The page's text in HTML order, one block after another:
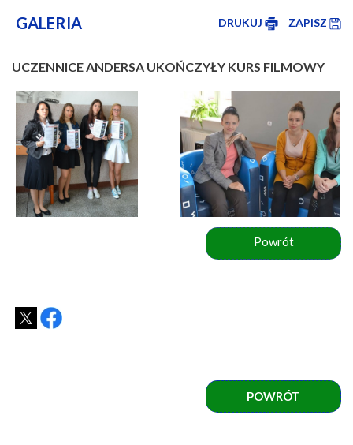
GALERIA DRUKUJ ZAPISZ
UCZENNICE ANDERSA UKOŃCZYŁY KURS FILMOWY
Powrót
POWRÓT